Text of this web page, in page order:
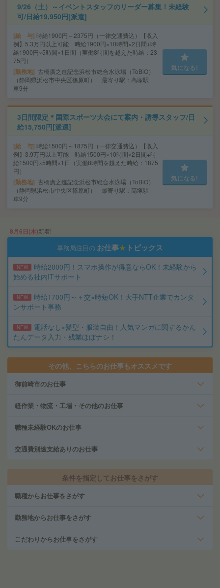
9/26（土）～イベントスタッフのリーダー募集！未経験
可/日給19,950円[派遣]
給 与 時給1900円～2375円（一律交通費込）【収入
例】5.3万円以上可能 時給1900円×10時間×2日間+時
給1900円×5時間×1日間（実働8時間を越えた時給：23
75円）
勤務地
古橋廣之進記念浜松市総合水泳場（ToBiO）
（静岡県浜松市中央区篠原町） 最寄り駅：高塚駅
車9分
気になる!
3日間限定＊国際スポーツ大会にて案内・誘導スタッフ/日
給15,750円[派遣]
給 与 時給1500円～1875円（一律交通費込）【収入
例】3.9万円以上可能 時給1500円×10時間×2日間+時
給1500円×5時間×1日（実働8時間を越えた時給：1875
円）
勤務地
古橋廣之進記念浜松市総合水泳場（ToBiO）
（静岡県浜松市中央区篠原町） 最寄り駅：高塚駅
車9分
気になる!
8月6日(木)新着!
事務局注目の お仕事★ トピックス
NEW
時給2000円！スマホ操作が得意ならOK！未経験から
始める社内ITサポート
NEW
時給1700円～＋交×時短OK！大手NTT企業でカンタ
ンサポート事務
NEW
電話なし×髪型・服装自由！人気マンガに関するかん
たんデータ入力・残業ほぼナシ！
その他、こちらのお仕事もオススメです
御前崎市のお仕事
軽作業・物流・工場・その他のお仕事
職種未経験OKのお仕事
交通費別途支給ありのお仕事
条件を指定してお仕事をさがす
職種からお仕事をさがす
勤務地からお仕事をさがす
こだわりからお仕事をさがす